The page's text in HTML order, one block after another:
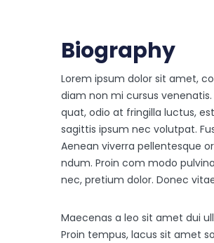
Biography
Lorem ipsum dolor sit amet,
diam non mi cursus
quat, odio at fringilla luctus,
sagittis ipsum nec volutpat.
Aenean viverra pellentesque
ndum. Proin com modo
nec, pretium dolor. Donec
Maecenas a leo sit amet dui
Proin tempus, lacus sit amet